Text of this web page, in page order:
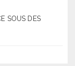
SOUS DES